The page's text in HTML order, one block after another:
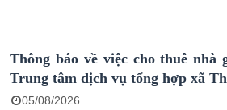
Thông báo về việc cho thuê nhà
Trung tâm dịch vụ tổng hợp xã
05/08/2026